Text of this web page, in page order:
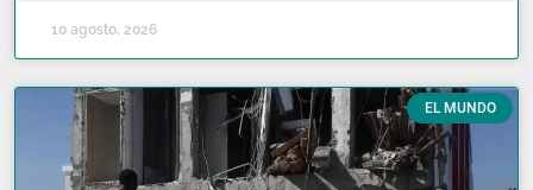
10 agosto, 2026
EL MUNDO